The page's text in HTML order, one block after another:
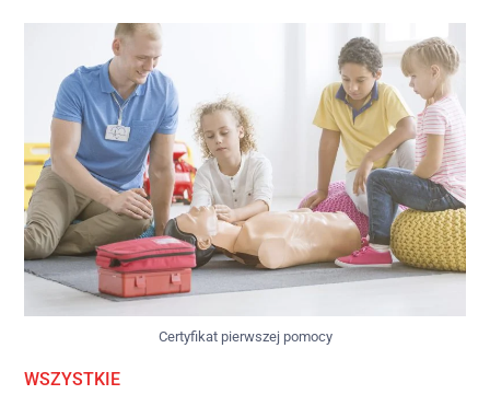
Certyfikat pierwszej pomocy
WSZYSTKIE